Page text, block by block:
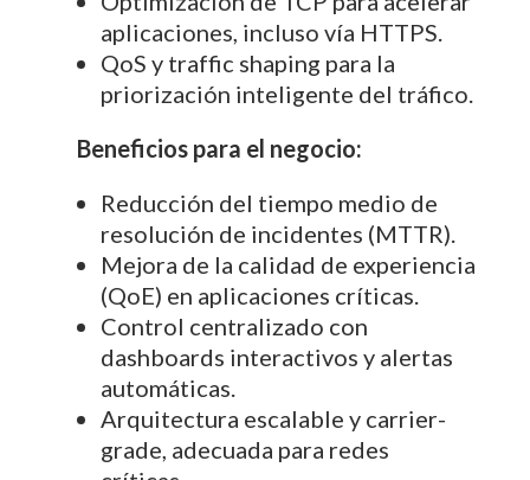
aplicaciones, incluso vía HTTPS.
QoS y traffic shaping para la
priorización inteligente del tráfico.
Beneficios para el negocio:
Reducción del tiempo medio de
resolución de incidentes (MTTR).
Mejora de la calidad de experiencia
(QoE) en aplicaciones críticas.
Control centralizado con
dashboards interactivos y alertas
automáticas.
Arquitectura escalable y carrier-
grade, adecuada para redes